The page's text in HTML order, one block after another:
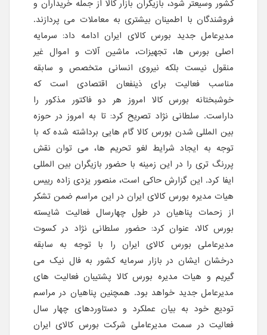
کشور وسیعتر شود، بازیگران بازار کالا از جمله خریداران و
فروشندگان با اطمینان بیشتری به معاملات می پردازند.
مدیرعامل جدید بورس کالای ایران ادامه داد: سرمایه
اصلی بورس ها، تجهیزات، ماشین آلات و اموال غیر
منقول نیست بلکه نیروی انسانی متخصص و سابقه
مناسب فعالیت برای ذینفعان اقتصادی است که
خوشبختانه بورس کالا امروز هر دو فاکتور مذکور را
داراست. سلطانی نژاد تصریح کرد: تا به امروز در حوزه
بین المللی شدن بورس کالا گام هایی برداشته شده که با
توجه به ایجاد شرایط لغو تحریم ها، می توان نقش
پررنگ تری را در این زمینه با حضور بازیگران بین المللی
ایفا کرد. این گزارش حاکی است، منصور یزدی زاده رییس
هیات مدیره بورس کالای ایران در این مراسم ضمن تشکر
از زحمات پناهیان در طول چهارسال فعالیت شایسته
بورس کالا، عنوان کرد: حضور سلطانی نژاد در کسوت
مدیرعاملی بورس کالای ایران را با توجه به سابقه
درخشان ایشان در بازار سرمایه کشور به فال نیک می
گیریم و هیات مدیره بورس کالا پشتیبان فعالیت های
مدیرعامل جدید خواهد بود. همچنین پناهیان در مراسم
تودیع خود به بیان عملکرد و دستاوردهای چهار سال
فعالیت در سمت مدیرعاملی شرکت بورس کالای ایران